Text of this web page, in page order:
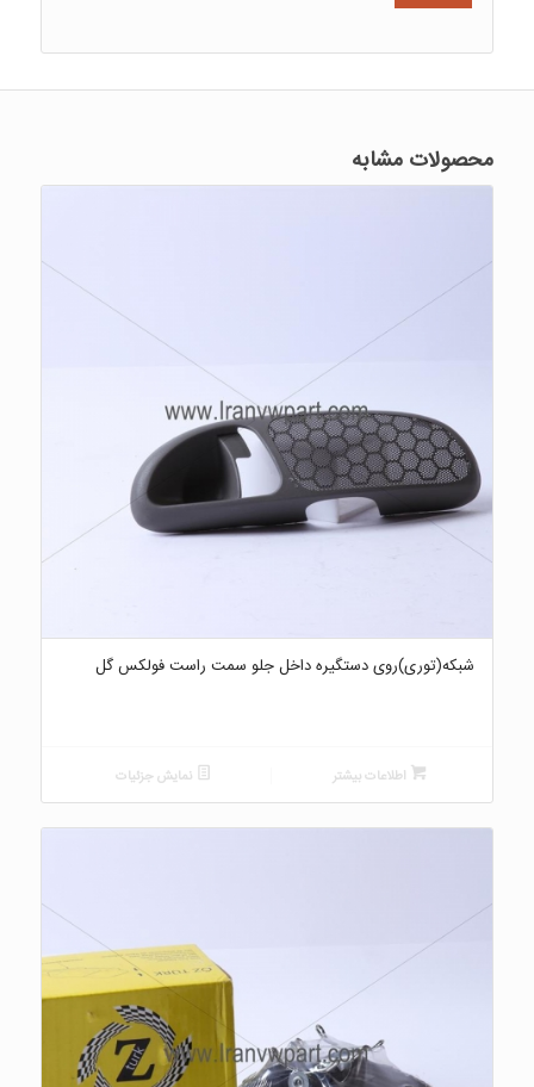
محصولات مشابه
شبکه(توری)روی دستگیره داخل جلو سمت راست فولکس گل
اطلاعات بیشتر نمایش جزئیات